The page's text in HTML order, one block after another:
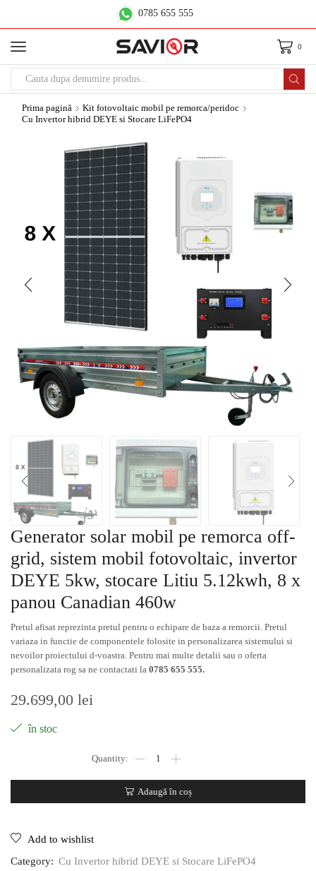
0785 655 555
0
Prima pagină
Kit fotovoltaic mobil pe remorca/peridoc
Cu Invertor hibrid DEYE si Stocare LiFePO4
Generator solar mobil pe remorca off-
grid, sistem mobil fotovoltaic, invertor
DEYE 5kw, stocare Litiu 5.12kwh, 8 x
panou Canadian 460w
Pretul afisat reprezinta pretul pentru o echipare de baza a remorcii. Pretul
variaza in functie de componentele folosite in personalizarea sistemului si
nevoilor proiectului d-voastra. Pentru mai multe detalii sau o oferta
personalizata rog sa ne contactati la 0785 655 555.
29.699,00 lei
în stoc
Adaugă în coș
Add to wishlist
Category: Cu Invertor hibrid DEYE si Stocare LiFePO4